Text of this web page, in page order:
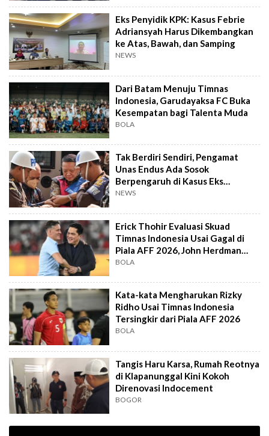
Eks Penyidik KPK: Kasus Febrie
Adriansyah Harus Dikembangkan
ke Atas, Bawah, dan Samping
NEWS
Dari Batam Menuju Timnas
Indonesia, Garudayaksa FC Buka
Kesempatan bagi Talenta Muda
BOLA
Tak Berdiri Sendiri, Pengamat
Unas Endus Ada Sosok
Berpengaruh di Kasus Eks
Jampidsus
NEWS
Erick Thohir Evaluasi Skuad
Timnas Indonesia Usai Gagal di
Piala AFF 2026, John Herdman
Out?
BOLA
Kata-kata Mengharukan Rizky
Ridho Usai Timnas Indonesia
Tersingkir dari Piala AFF 2026
BOLA
Tangis Haru Karsa, Rumah Reotnya
di Klapanunggal Kini Kokoh
Direnovasi Indocement
BOGOR